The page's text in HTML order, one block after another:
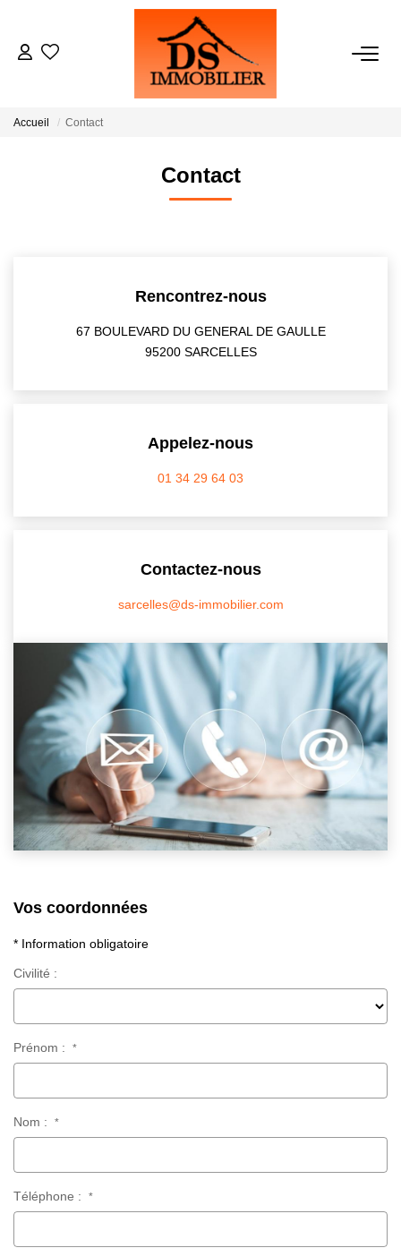
ACHATS
ESTIMATION
NOTRE AGENCE
RECRUTEMENT
Accueil Contact
Contact
Rencontrez-nous
67 BOULEVARD DU GENERAL DE GAULLE
95200 SARCELLES
Appelez-nous
01 34 29 64 03
Contactez-nous
sarcelles@ds-immobilier.com
Vos coordonnées
* Information obligatoire
Civilité :
Prénom : *
Nom : *
Téléphone : *